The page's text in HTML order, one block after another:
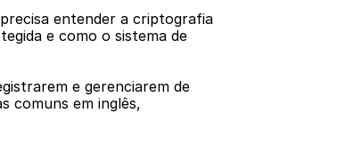
entender a criptografia
e como o sistema de
e gerenciarem de
comuns em inglês,